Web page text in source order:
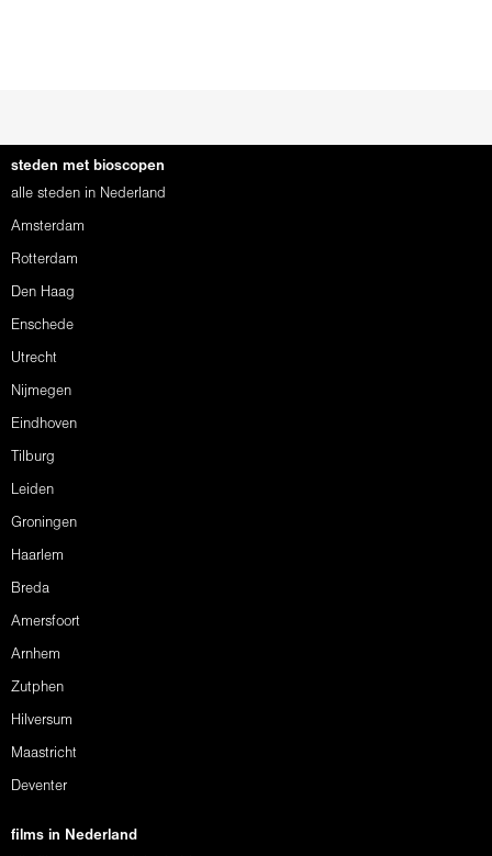
steden met bioscopen
alle steden in Nederland
Amsterdam
Rotterdam
Den Haag
Enschede
Utrecht
Nijmegen
Eindhoven
Tilburg
Leiden
Groningen
Haarlem
Breda
Amersfoort
Arnhem
Zutphen
Hilversum
Maastricht
Deventer
films in Nederland